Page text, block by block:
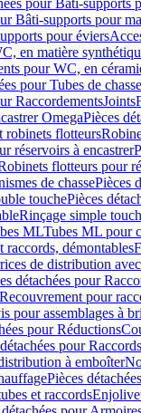
pour Bâti-supports
Bâti-supports pour
pour éviers
en matière
pour WC, en
pour Tubes de
RaccordementsJoints
OmegaPièces
robinets flotteurs
réservoirs à encastrer
flotteurs pour
de chassePièces
touchePièces
Rinçage simple
MLTubes ML pour
raccords, démontables
de distribution
détachées pour
Recouvrement pour
pour assemblages à
pour Réductions
pour
à emboîter
Pièces
et raccords